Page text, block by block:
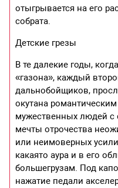
отыгрывается на его
собрата.
Детские грезы
В те далекие годы,
«газона», каждый
дальнобойщиков,
окутана
мужественных людей с
мечты отрочества
или неимоверных
какаято аура и в его
большегрузам. Под
нажатие педали